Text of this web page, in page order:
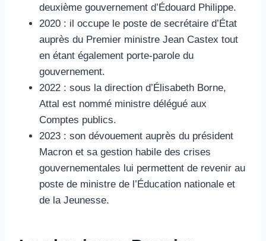
deuxième gouvernement d’Édouard Philippe.
2020 : il occupe le poste de secrétaire d’État
auprès du Premier ministre Jean Castex tout
en étant également porte-parole du
gouvernement.
2022 : sous la direction d’Élisabeth Borne,
Attal est nommé ministre délégué aux
Comptes publics.
2023 : son dévouement auprès du président
Macron et sa gestion habile des crises
gouvernementales lui permettent de revenir au
poste de ministre de l’Éducation nationale et
de la Jeunesse.